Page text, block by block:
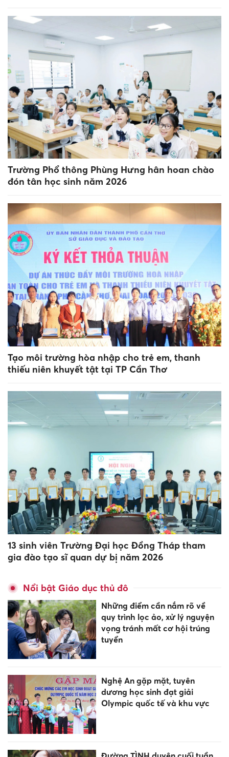
Trường Phổ thông Phùng Hưng hân hoan chào
đón tân học sinh năm 2026
Tạo môi trường hòa nhập cho trẻ em, thanh
thiếu niên khuyết tật tại TP Cần Thơ
13 sinh viên Trường Đại học Đồng Tháp tham
gia đào tạo sĩ quan dự bị năm 2026
Nổi bật Giáo dục thủ đô
Những điểm cần nắm rõ về
quy trình lọc ảo, xử lý nguyện
vọng tránh mất cơ hội trúng
tuyển
Nghệ An gặp mặt, tuyên
dương học sinh đạt giải
Olympic quốc tế và khu vực